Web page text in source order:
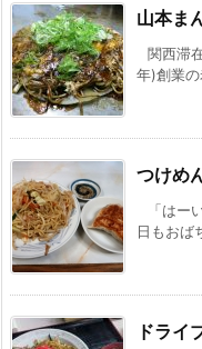
山本ま
関西滞
年)創業
つけめ
「はー
日もおば
ドライ